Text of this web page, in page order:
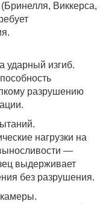
Виккерса,
ударный изгиб.
разрушению
нагрузки на
—
выдерживает
без разрушения.